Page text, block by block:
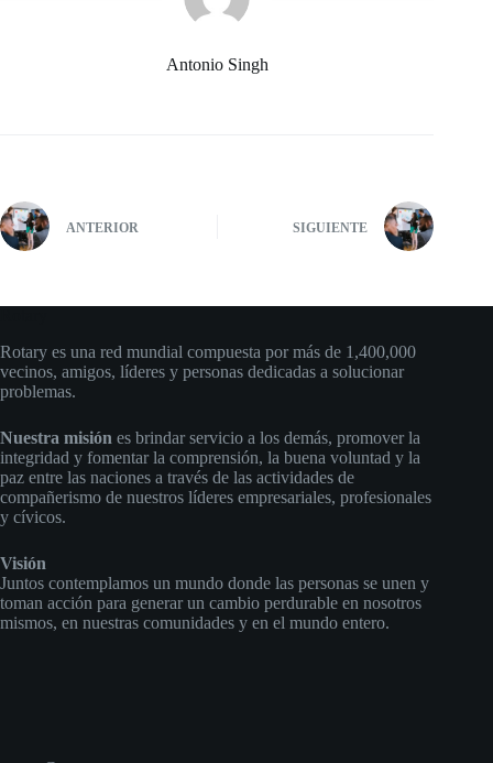
Antonio Singh
ANTERIOR SIGUIENTE
Rotary es una red mundial compuesta por más de 1,400,000
vecinos, amigos, líderes y personas dedicadas a solucionar
problemas.
Nuestra misión es brindar servicio a los demás, promover la
integridad y fomentar la comprensión, la buena voluntad y la
paz entre las naciones a través de las actividades de
compañerismo de nuestros líderes empresariales, profesionales
y cívicos.
Visión
Juntos contemplamos un mundo donde las personas se unen y
toman acción para generar un cambio perdurable en nosotros
mismos, en nuestras comunidades y en el mundo entero.